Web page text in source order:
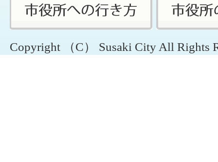
Copyright （C） Susaki City All Rights